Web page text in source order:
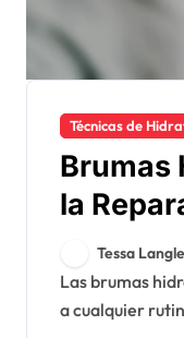
Técnicas de
Brumas
la
Barrera
Tessa
Las brumas hidratantes son una valiosa adición
a cualquier